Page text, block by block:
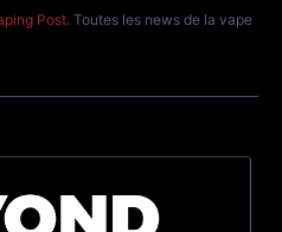
Post. Toutes les news de la vape